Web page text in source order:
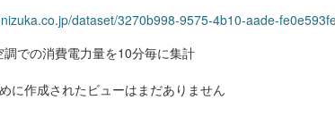
dataset/3270b998-9575-4b10-aade-
での消費電力量を10分毎に集計
に作成されたビューはまだありません